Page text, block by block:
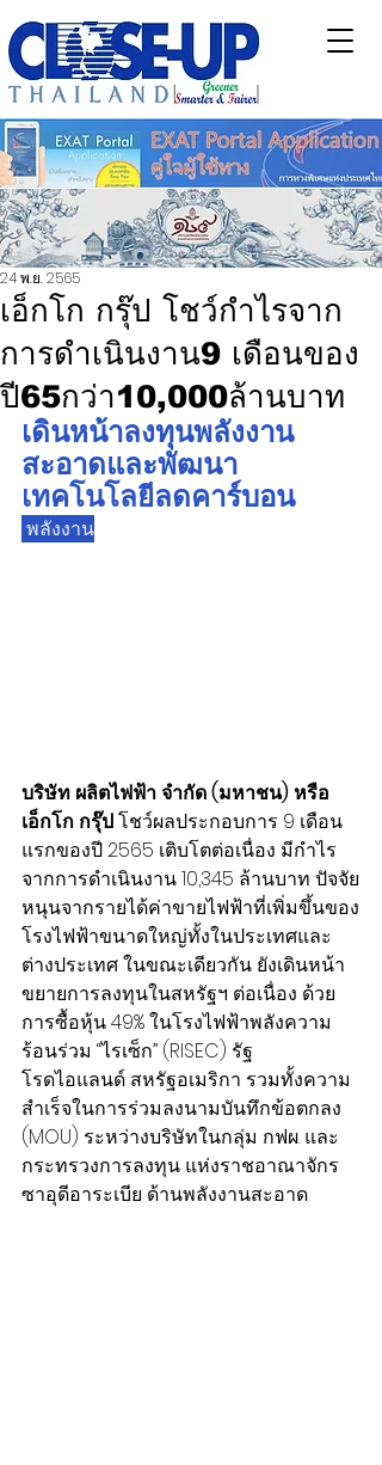
เอ็กโก กรุ๊ป โชว์กำไรจาก
การดำเนินงาน9 เดือนของ
ปี65กว่า10,000ล้านบาท
24 พ.ย. 2565
เดินหน้าลงทุนพลังงาน
สะอาดและพัฒนา
เทคโนโลยีลดคาร์บอน
พลังงาน
บริษัท ผลิตไฟฟ้า จำกัด (มหาชน) หรือ
เอ็กโก กรุ๊ป โชว์ผลประกอบการ 9 เดือน
แรกของปี 2565 เติบโตต่อเนื่อง มีกำไร
จากการดำเนินงาน 10,345 ล้านบาท ปัจจัย
หนุนจากรายได้ค่าขายไฟฟ้าที่เพิ่มขึ้นของ
โรงไฟฟ้าขนาดใหญ่ทั้งในประเทศและ
ต่างประเทศ ในขณะเดียวกัน ยังเดินหน้า
ขยายการลงทุนในสหรัฐฯ ต่อเนื่อง ด้วย
การซื้อหุ้น 49% ในโรงไฟฟ้าพลังความ
ร้อนร่วม “ไรเซ็ก” (RISEC) รัฐ
โรดไอแลนด์ สหรัฐอเมริกา รวมทั้งความ
สำเร็จในการร่วมลงนามบันทึกข้อตกลง
(MOU) ระหว่างบริษัทในกลุ่ม กฟผ. และ
กระทรวงการลงทุน แห่งราชอาณาจักร
ซาอุดีอาระเบีย ด้านพลังงานสะอาด